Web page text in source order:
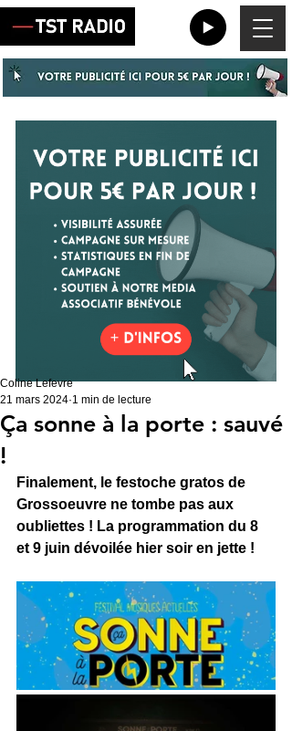
Ça sonne à la porte : sauvé
!
Coline Lefevre
21 mars 2024 1 min de lecture
Finalement, le festoche gratos de
Grossoeuvre ne tombe pas aux
oubliettes ! La programmation du 8
et 9 juin dévoilée hier soir en jette !